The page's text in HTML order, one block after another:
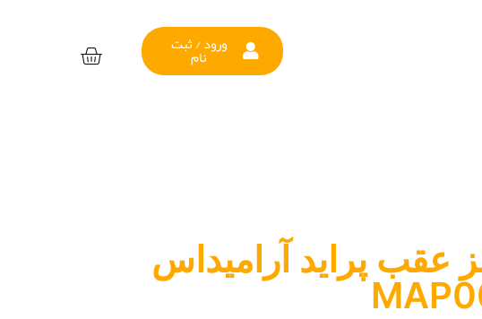
ورود / ثبت
نام
عقب پراید آرامیداس